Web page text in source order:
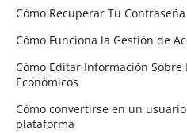
Cómo Recuperar Tu Contraseña
Cómo Funciona la Gestión de
Cómo Editar Información Sobre
Económicos
Cómo convertirse en un
plataforma